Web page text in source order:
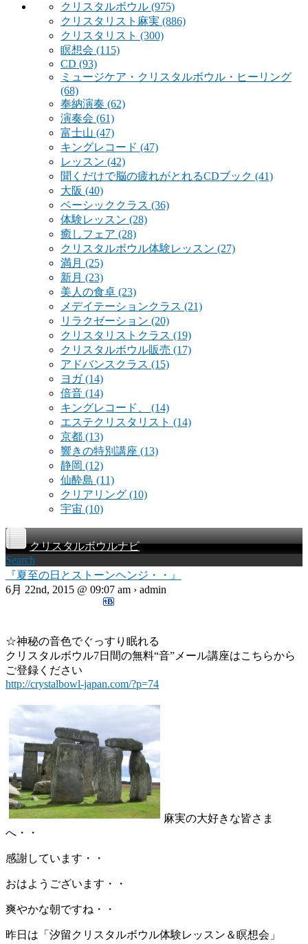
クリスタルボウル (975)
クリスタリスト麻実 (886)
クリスタリスト (300)
瞑想会 (115)
CD (93)
ミュージケア・クリスタルボウル・ヒーリング
(68)
奉納演奏 (62)
演奏会 (61)
富士山 (47)
キングレコード (47)
レッスン (42)
聞くだけで脳の疲れがとれるCDブック (41)
大阪 (40)
ベーシッククラス (36)
体験レッスン (28)
癒しフェア (28)
クリスタルボウル体験レッスン (27)
満月 (25)
新月 (23)
美人の食卓 (23)
メデイテーションクラス (21)
リラクゼーション (20)
クリスタリストクラス (19)
クリスタルボウル販売 (17)
アドバンスクラス (15)
ヨガ(14)
倍音 (14)
キングレコード、 (14)
エステクリスタリスト (14)
京都 (13)
響きの特別講座 (13)
静岡 (12)
仙酔島 (11)
クリアリング (10)
宇宙 (10)
クリスタルボウルナビ
Search
『夏至の日とストーンヘンジ・・』
6月 22nd, 2015 @ 09:07 am › admin
☆神秘の音色でぐっすり眠れる
クリスタルボウル7日間の無料“音”メール講座はこちらから
ご登録ください
http://crystalbowl-japan.com/?p=74
麻実の大好きな皆さま
へ・・
感謝しています・・
おはようございます・・
爽やかな朝ですね・・
昨日は「汐留クリスタルボウル体験レッスン＆瞑想会」